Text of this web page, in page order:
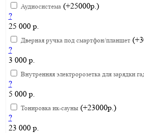
Аудиосистема (+25000р.)
?
25 000 р.
Дверная ручка под смартфон/планшет
?
3 000 р.
Внутренняя электророзетка для зарядки
?
5 000 р.
Тонировка ик-сауны(+23000р.)
?
23 000 р.